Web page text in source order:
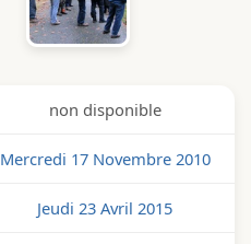
non disponible
Mercredi 17 Novembre 2010
Jeudi 23 Avril 2015